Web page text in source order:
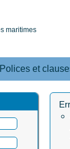
Polices et